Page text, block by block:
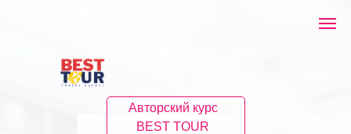
Авторский курс
BEST TOUR